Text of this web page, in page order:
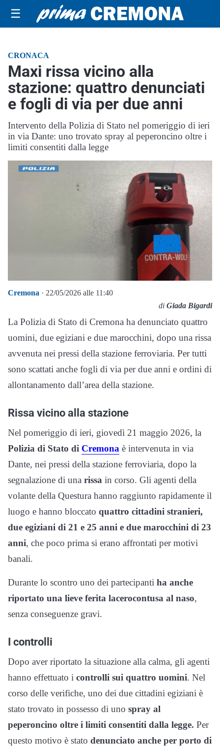
☰
CRONACA
Maxi rissa vicino alla
stazione: quattro denunciati
e fogli di via per due anni
Intervento della Polizia di Stato nel pomeriggio di ieri
in via Dante: uno trovato spray al peperoncino oltre i
limiti consentiti dalla legge
Cremona · 22/05/2026 alle 11:40
di Giada Bigardi
La Polizia di Stato di Cremona ha denunciato quattro
uomini, due egiziani e due marocchini, dopo una rissa
avvenuta nei pressi della stazione ferroviaria. Per tutti
sono scattati anche fogli di via per due anni e ordini di
allontanamento dall’area della stazione.
Rissa vicino alla stazione
Nel pomeriggio di ieri, giovedì 21 maggio 2026, la
Polizia di Stato di Cremona è intervenuta in via
Dante, nei pressi della stazione ferroviaria, dopo la
segnalazione di una rissa in corso. Gli agenti della
volante della Questura hanno raggiunto rapidamente il
luogo e hanno bloccato quattro cittadini stranieri,
due egiziani di 21 e 25 anni e due marocchini di 23
anni, che poco prima si erano affrontati per motivi
banali.
Durante lo scontro uno dei partecipanti ha anche
riportato una lieve ferita lacerocontusa al naso,
senza conseguenze gravi.
I controlli
Dopo aver riportato la situazione alla calma, gli agenti
hanno effettuato i controlli sui quattro uomini. Nel
corso delle verifiche, uno dei due cittadini egiziani è
stato trovato in possesso di uno spray al
peperoncino oltre i limiti consentiti dalla legge. Per
questo motivo è stato denunciato anche per porto di